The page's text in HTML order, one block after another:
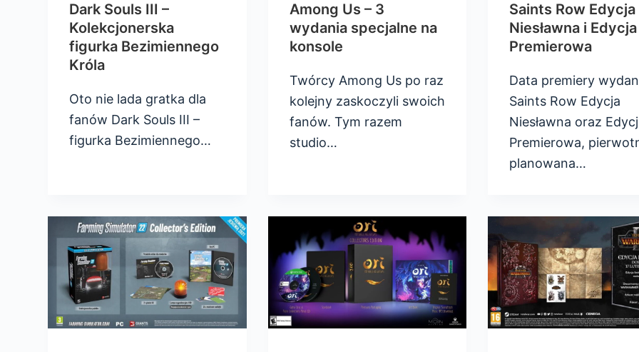
Dark Souls III –
Kolekcjonerska
figurka Bezimiennego
Króla
Oto nie lada gratka dla
fanów Dark Souls III –
figurka Bezimiennego…
Among Us – 3
wydania specjalne na
konsole
Twórcy Among Us po raz
kolejny zaskoczyli swoich
fanów. Tym razem
studio…
Saints Row Edycja
Niesławna i Edycja
Premierowa
Data premiery
Saints Row Edycja
Niesławna oraz
Premierowa,
planowana…